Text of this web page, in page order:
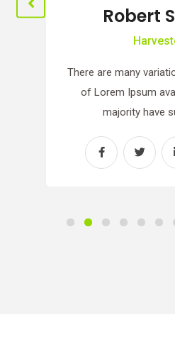
Robert
There are many
of Lorem Ipsum
majority have